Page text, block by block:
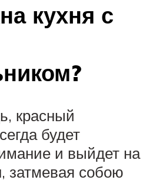
кухня с
красный
будет
и выйдет на
затмевая собою